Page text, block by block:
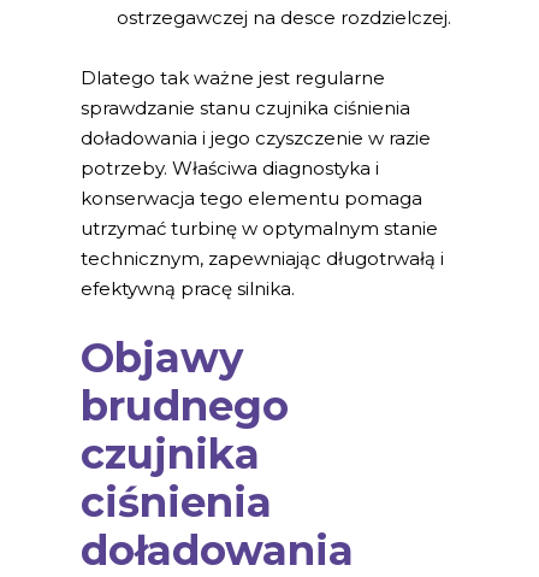
ostrzegawczej na desce rozdzielczej.
Dlatego tak ważne jest regularne
sprawdzanie stanu czujnika ciśnienia
doładowania i jego czyszczenie w razie
potrzeby. Właściwa diagnostyka i
konserwacja tego elementu pomaga
utrzymać turbinę w optymalnym stanie
technicznym, zapewniając długotrwałą i
efektywną pracę silnika.
Objawy
brudnego
czujnika
ciśnienia
doładowania